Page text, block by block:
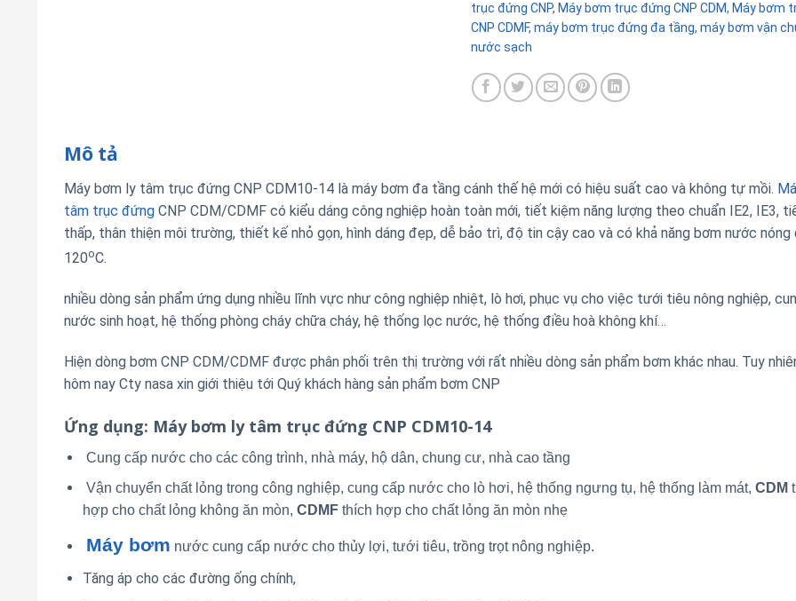
trục đứng CNP, Máy bơm trục đứng CNP CDM, Máy bơm
CNP CDMF, máy bơm trục đứng đa tầng, máy bơm vận
nước sạch
Mô tả
Máy bơm ly tâm trục đứng CNP CDM10-14 là máy bơm đa tầng cánh thế hệ mới có hiệu suất cao và không tự mồi.
tâm trục đứng CNP CDM/CDMF có kiểu dáng công nghiệp hoàn toàn mới, tiết kiệm năng lượng theo chuẩn IE2, IE3,
thấp, thân thiện môi trường, thiết kế nhỏ gọn, hình dáng đẹp, dễ bảo trì, độ tin cậy cao và có khả năng bơm nước nóng
120oC.
nhiều dòng sản phẩm ứng dụng nhiều lĩnh vực như công nghiệp nhiệt, lò hơi, phục vụ cho việc tưới tiêu nông nghiệp,
nước sinh hoạt, hệ thống phòng cháy chữa cháy, hệ thống lọc nước, hệ thống điều hoà không khí…
Hiện dòng bơm CNP CDM/CDMF được phân phối trên thị trường với rất nhiều dòng sản phẩm bơm khác nhau. Tuy
hôm nay Cty nasa xin giới thiệu tới Quý khách hàng sản phẩm bơm CNP
Ứng dụng: Máy bơm ly tâm trục đứng CNP CDM10-14
Cung cấp nước cho các công trình, nhà máy, hộ dân, chung cư, nhà cao tầng
Vận chuyển chất lỏng trong công nghiệp, cung cấp nước cho lò hơi, hệ thống ngưng tụ, hệ thống làm mát, CDM
hợp cho chất lỏng không ăn mòn, CDMFthích hợp cho chất lỏng ăn mòn nhẹ
Máy bơm nước cung cấp nước cho thủy lợi, tưới tiêu, trồng trọt nông nghiệp.
Tăng áp cho các đường ống chính,